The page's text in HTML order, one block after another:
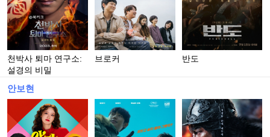
천박사 퇴마 연구소:
설경의 비밀
브로커 반도
안보현